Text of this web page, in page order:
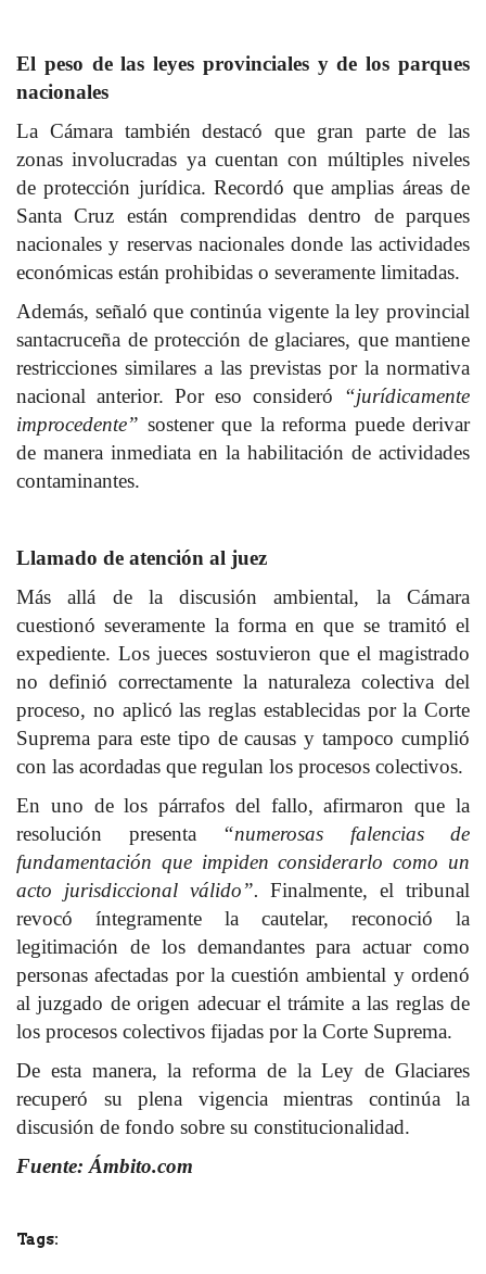
El peso de las leyes provinciales y de los parques
nacionales
La Cámara también destacó que gran parte de las
zonas involucradas ya cuentan con múltiples niveles
de protección jurídica. Recordó que amplias áreas de
Santa Cruz están comprendidas dentro de parques
nacionales y reservas nacionales donde las actividades
económicas están prohibidas o severamente limitadas.
Además, señaló que continúa vigente la ley provincial
santacruceña de protección de glaciares, que mantiene
restricciones similares a las previstas por la normativa
nacional anterior. Por eso consideró “jurídicamente
improcedente” sostener que la reforma puede derivar
de manera inmediata en la habilitación de actividades
contaminantes.
Llamado de atención al juez
Más allá de la discusión ambiental, la Cámara
cuestionó severamente la forma en que se tramitó el
expediente. Los jueces sostuvieron que el magistrado
no definió correctamente la naturaleza colectiva del
proceso, no aplicó las reglas establecidas por la Corte
Suprema para este tipo de causas y tampoco cumplió
con las acordadas que regulan los procesos colectivos.
En uno de los párrafos del fallo, afirmaron que la
resolución presenta “numerosas falencias de
fundamentación que impiden considerarlo como un
acto jurisdiccional válido”. Finalmente, el tribunal
revocó íntegramente la cautelar, reconoció la
legitimación de los demandantes para actuar como
personas afectadas por la cuestión ambiental y ordenó
al juzgado de origen adecuar el trámite a las reglas de
los procesos colectivos fijadas por la Corte Suprema.
De esta manera, la reforma de la Ley de Glaciares
recuperó su plena vigencia mientras continúa la
discusión de fondo sobre su constitucionalidad.
Fuente: Ámbito.com
Tags: